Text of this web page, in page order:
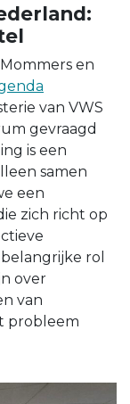
en
van VWS
gevraagd
is een
samen
een
zich richt op
rol
over
van
probleem